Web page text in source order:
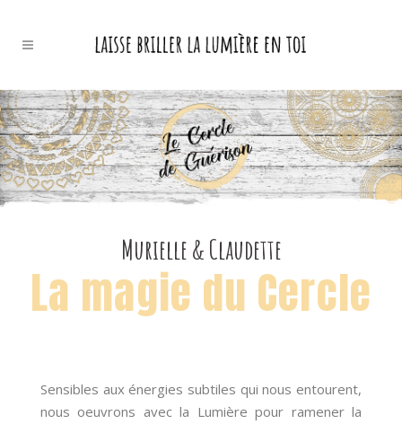
Murielle & Claudette
La magie du Cercle
Sensibles aux énergies subtiles qui nous entourent,
nous oeuvrons avec la Lumière pour ramener la